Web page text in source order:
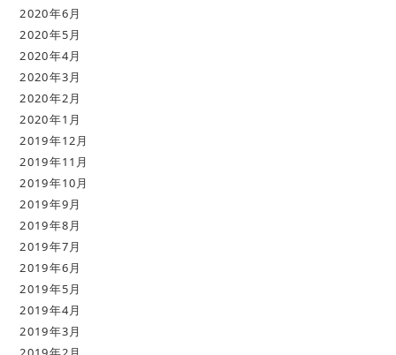
2020年6月
2020年5月
2020年4月
2020年3月
2020年2月
2020年1月
2019年12月
2019年11月
2019年10月
2019年9月
2019年8月
2019年7月
2019年6月
2019年5月
2019年4月
2019年3月